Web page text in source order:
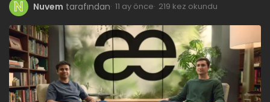
Nuvem tarafından 11 ay önce 219 kez okundu